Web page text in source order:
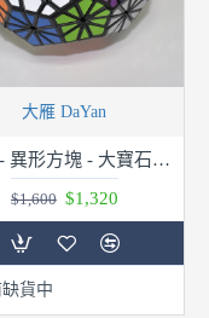
大雁 DaYan
大雁 - 異形方塊 - 大寶石六代
$1,320
$1,600
缺貨中